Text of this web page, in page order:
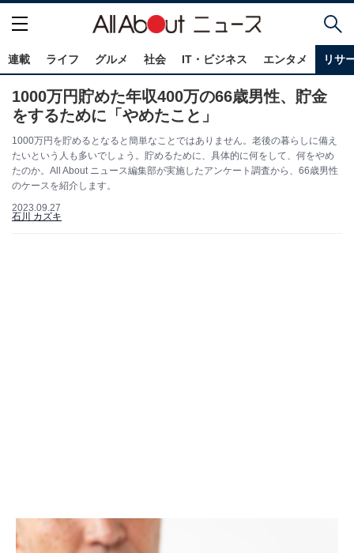
連載 ライフ グルメ 社会 IT・ビジネス エンタメ リサ
1000万円貯めた年収400万の66歳男性、貯金
をするために「やめたこと」
1000万円を貯めるとなると簡単なことではありません。老後の暮らしに備え
たいという人も多いでしょう。貯めるために、具体的に何をして、何をやめ
たのか。All About ニュース編集部が実施したアンケート調査から、66歳男性
のケースを紹介します。
2023.09.27
石川 カズキ